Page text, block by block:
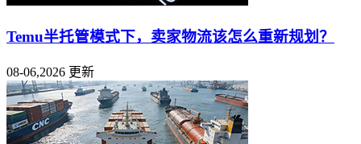
Temu半托管模式下，卖家物流该怎么重新规划？
08-06,2026 更新